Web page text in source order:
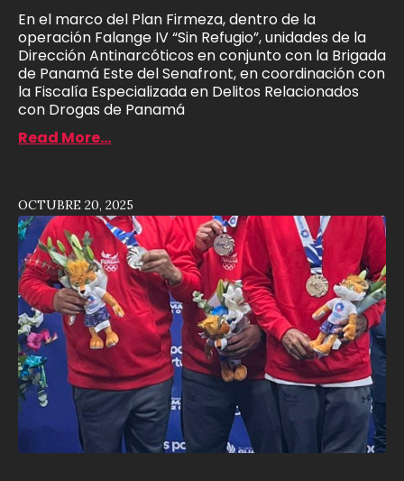
En el marco del Plan Firmeza, dentro de la
operación Falange IV “Sin Refugio”, unidades de la
Dirección Antinarcóticos en conjunto con la Brigada
de Panamá Este del Senafront, en coordinación con
la Fiscalía Especializada en Delitos Relacionados
con Drogas de Panamá
Read More...
OCTUBRE 20, 2025